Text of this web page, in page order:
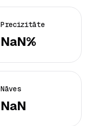
Precizitāte
NaN%
Nāves
NaN